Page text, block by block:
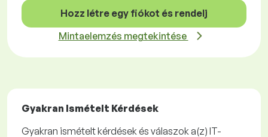
Hozz létre egy fiókot és rendelj
Mintaelemzés megtekintése
Gyakran Ismételt Kérdések
Gyakran ismételt kérdések és válaszok a(z) IT-